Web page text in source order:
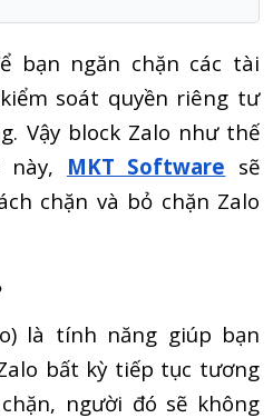
bạn ngăn chặn các tài
soát quyền riêng tư
Vậy block Zalo như thế
này, MKT Software sẽ
chặn và bỏ chặn Zalo
là tính năng giúp bạn
bất kỳ tiếp tục tương
người đó sẽ không